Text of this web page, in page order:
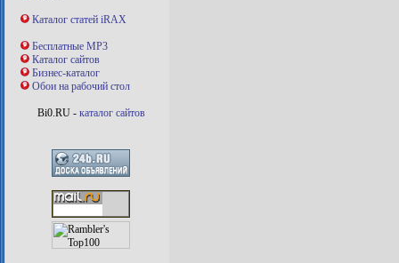
Каталог статей iRAX
Бесплатные MP3
Каталог сайтов
Бизнес-каталог
Обои на рабочий стол
Bi0.RU - каталог сайтов